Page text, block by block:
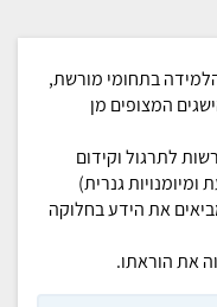
בתחומי מורשת,
המצופים מן
לתרגול וקידום
גנרית)
את הידע בחלוקה
את הוראתו.